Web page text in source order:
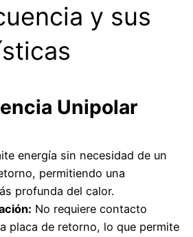
y sus
Unipolar
energía sin necesidad de un
permitiendo una
profunda del calor.
No requiere contacto
placa de retorno, lo que permite